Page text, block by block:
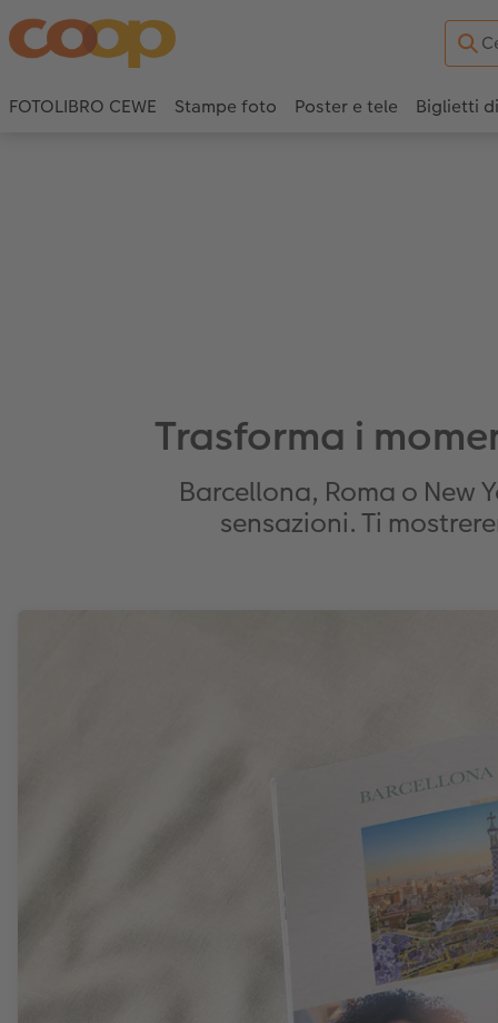
FOTOLIBRO CEWE Stampe foto Poster e tele Biglietti
Trasforma i
Barcellona, Roma o New
sensazioni. Ti